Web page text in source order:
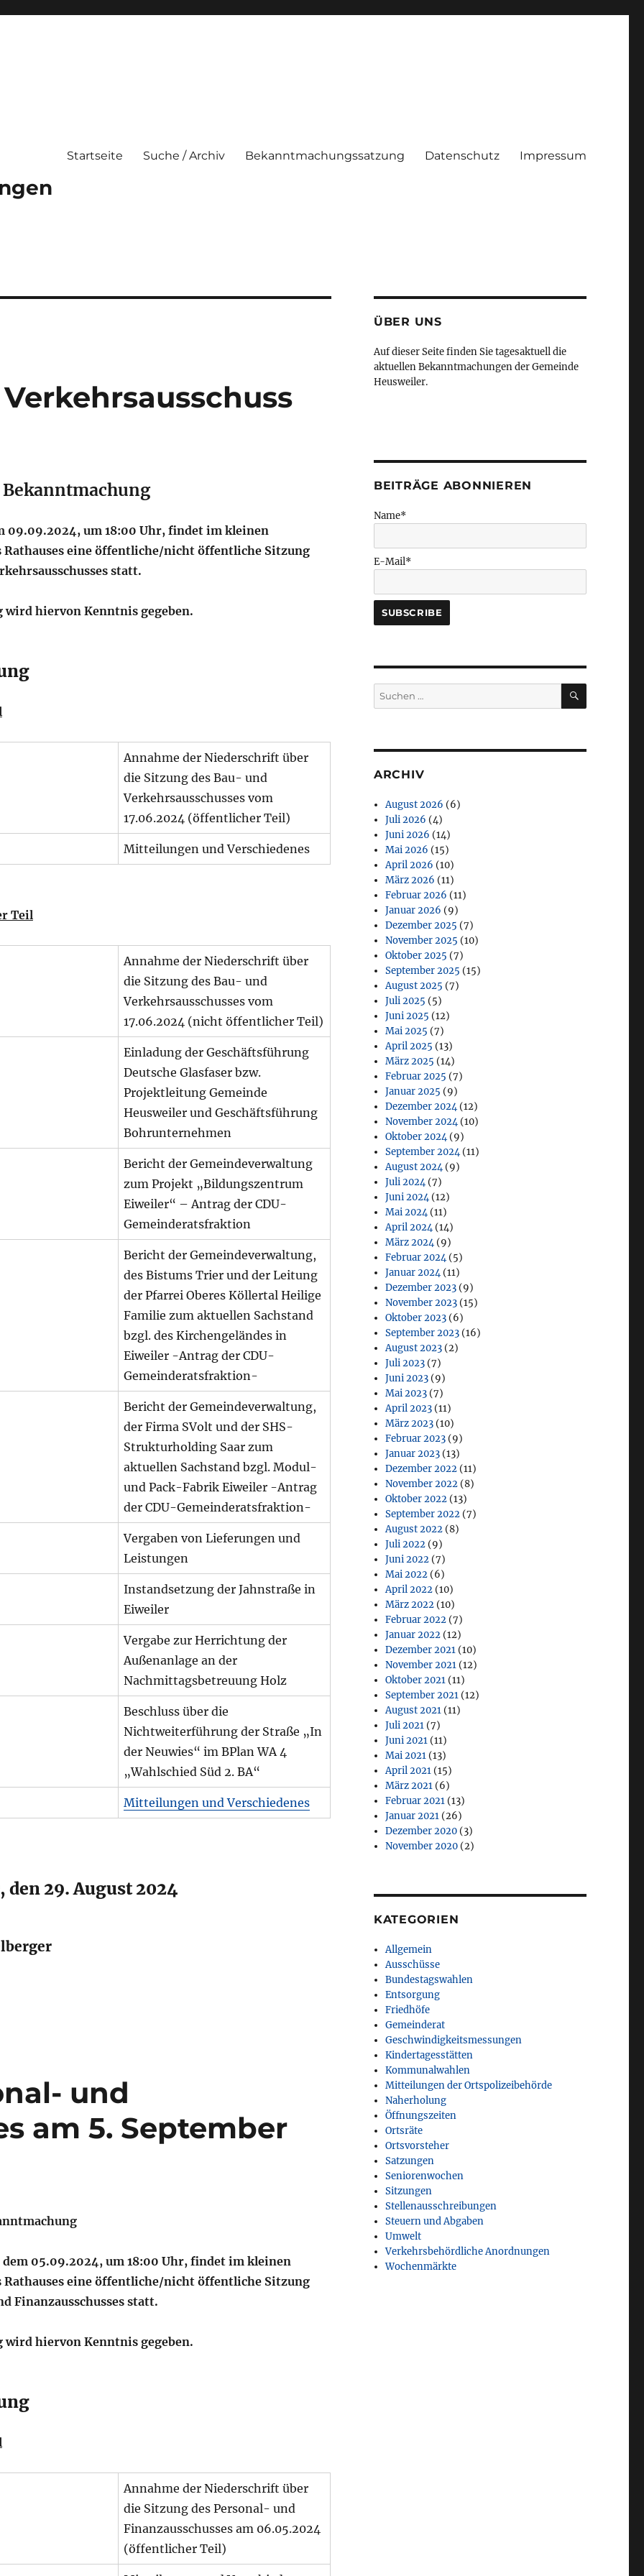
Startseite Suche / Archiv Bekanntmachungssatzung Datenschutz Impressum
09.09.2024, um 18:00 Uhr, findet im kleinen
Rathauses eine öffentliche/nicht öffentliche Sitzung
statt.
wird hiervon Kenntnis gegeben.
Annahme der Niederschrift über
die Sitzung des Bau- und
Verkehrsausschusses vom
17.06.2024 (öffentlicher Teil)
Mitteilungen und Verschiedenes
Teil
Annahme der Niederschrift über
die Sitzung des Bau- und
Verkehrsausschusses vom
17.06.2024 (nicht öffentlicher Teil)
Einladung der Geschäftsführung
Deutsche Glasfaser bzw.
Projektleitung Gemeinde
Heusweiler und Geschäftsführung
Bohrunternehmen
Bericht der Gemeindeverwaltung
zum Projekt „Bildungszentrum
Eiweiler“ – Antrag der CDU-
Gemeinderatsfraktion
Bericht der Gemeindeverwaltung,
des Bistums Trier und der Leitung
der Pfarrei Oberes Köllertal Heilige
Familie zum aktuellen Sachstand
bzgl. des Kirchengeländes in
Eiweiler -Antrag der CDU-
Gemeinderatsfraktion-
Bericht der Gemeindeverwaltung,
der Firma SVolt und der SHS-
Strukturholding Saar zum
aktuellen Sachstand bzgl. Modul-
und Pack-Fabrik Eiweiler -Antrag
der CDU-Gemeinderatsfraktion-
Vergaben von Lieferungen und
Leistungen
Instandsetzung der Jahnstraße in
Eiweiler
Vergabe zur Herrichtung der
Außenanlage an der
Nachmittagsbetreuung Holz
Beschluss über die
Nichtweiterführung der Straße „In
der Neuwies“ im BPlan WA 4
„Wahlschied Süd 2. BA“
Mitteilungen und Verschiedenes
den 29. August 2024
und
am 5. September
dem 05.09.2024, um 18:00 Uhr, findet im kleinen
Rathauses eine öffentliche/nicht öffentliche Sitzung
Finanzausschusses statt.
wird hiervon Kenntnis gegeben.
Annahme der Niederschrift über
die Sitzung des Personal- und
Finanzausschusses am 06.05.2024
(öffentlicher Teil)
ÜBER UNS
Auf dieser Seite finden Sie tagesaktuell die
aktuellen Bekanntmachungen der Gemeinde
Heusweiler.
BEITRÄGE ABONNIEREN
Name*
E-Mail*
Suchen
nach:
SUCHEN
ARCHIV
August 2026 (6)
Juli 2026 (4)
Juni 2026 (14)
Mai 2026 (15)
April 2026 (10)
März 2026 (11)
Februar 2026 (11)
Januar 2026 (9)
Dezember 2025 (7)
November 2025 (10)
Oktober 2025 (7)
September 2025 (15)
August 2025 (7)
Juli 2025 (5)
Juni 2025 (12)
Mai 2025 (7)
April 2025 (13)
März 2025 (14)
Februar 2025 (7)
Januar 2025 (9)
Dezember 2024(12)
November 2024(10)
Oktober 2024(9)
September 2024(11)
August 2024(9)
Juli 2024(7)
Juni 2024(12)
Mai 2024(11)
April 2024(14)
März 2024(9)
Februar 2024(5)
Januar 2024(11)
Dezember 2023 (9)
November 2023 (15)
Oktober 2023 (6)
September 2023 (16)
August 2023 (2)
Juli 2023 (7)
Juni 2023 (9)
Mai 2023 (7)
April 2023 (11)
März 2023 (10)
Februar 2023 (9)
Januar 2023 (13)
Dezember 2022 (11)
November 2022 (8)
Oktober 2022 (13)
September 2022 (7)
August 2022 (8)
Juli 2022 (9)
Juni 2022 (7)
Mai 2022 (6)
April 2022 (10)
März 2022 (10)
Februar 2022 (7)
Januar 2022 (12)
Dezember 2021 (10)
November 2021 (12)
Oktober 2021 (11)
September 2021 (12)
August 2021 (11)
Juli 2021 (7)
Juni 2021 (11)
Mai 2021 (13)
April 2021 (15)
März 2021 (6)
Februar 2021 (13)
Januar 2021 (26)
Dezember 2020 (3)
November 2020 (2)
KATEGORIEN
Allgemein
Ausschüsse
Bundestagswahlen
Entsorgung
Friedhöfe
Gemeinderat
Geschwindigkeitsmessungen
Kindertagesstätten
Kommunalwahlen
Mitteilungen der Ortspolizeibehörde
Naherholung
Öffnungszeiten
Ortsräte
Ortsvorsteher
Satzungen
Seniorenwochen
Sitzungen
Stellenausschreibungen
Steuern und Abgaben
Umwelt
Verkehrsbehördliche Anordnungen
Wochenmärkte